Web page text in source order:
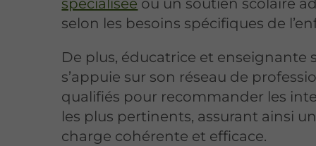
spécialisée ou un soutien scolaire
selon les besoins spécifiques de
De plus, éducatrice et enseignante
s’appuie sur son réseau de
qualifiés pour recommander les
les plus pertinents, assurant ainsi
charge cohérente et efficace.